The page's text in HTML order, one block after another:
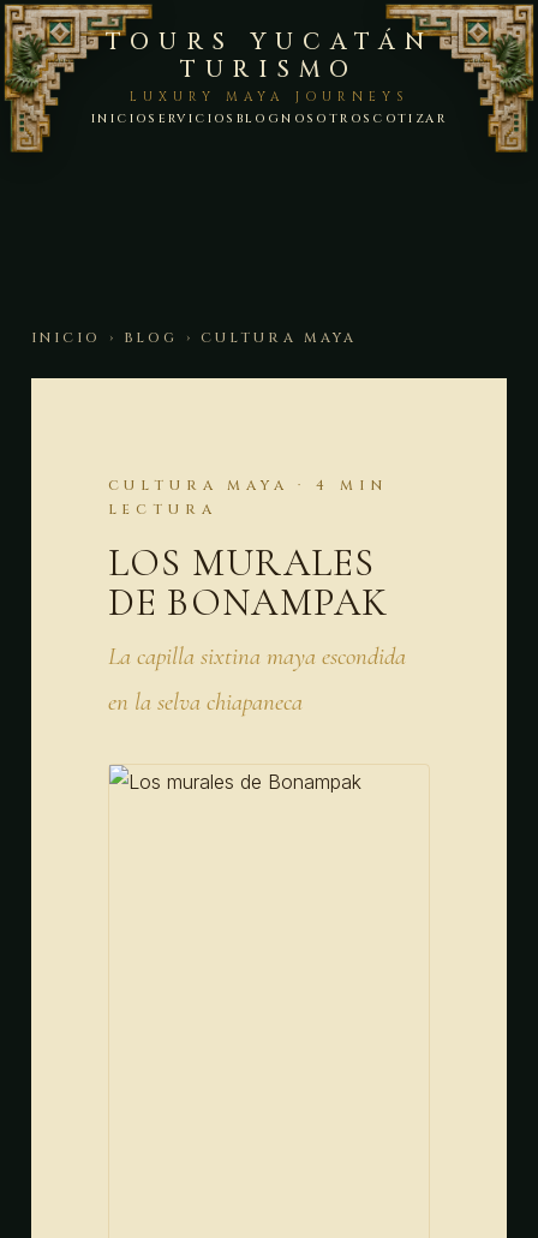
TOURS YUCATÁN
TURISMO
LUXURY MAYA JOURNEYS
INICIO SERVICIOS BLOGNOSOTROS COTIZAR
INICIO › BLOG › CULTURA MAYA
CULTURA MAYA · 4 MIN
LECTURA
LOS MURALES
DE BONAMPAK
La capilla sixtina maya escondida
en la selva chiapaneca